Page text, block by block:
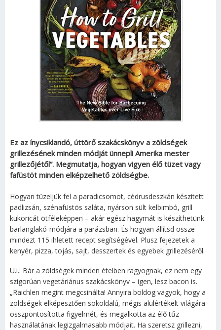
Ez az ínycsiklandó, úttörő szakácskönyv a zöldségek
grillezésének minden módját ünnepli Amerika mester
grillezőjétől”. Megmutatja, hogyan vigyen élő tüzet vagy
fafüstöt minden elképzelhető zöldségbe.
Hogyan tüzeljük fel a paradicsomot, cédrusdeszkán készített
padlizsán, szénafüstös saláta, nyárson sült kelbimbó, grill
kukoricát ötféleképpen – akár egész hagymát is készíthetünk
barlanglakó-módjára a parázsban. És hogyan állítsd össze
mindezt 115 ihletett recept segítségével. Plusz fejezetek a
kenyér, pizza, tojás, sajt, desszertek és egyebek grillezéséről.
U.i.: Bár a zöldségek minden ételben ragyognak, ez nem egy
szigorúan vegetáriánus szakácskönyv – igen, lesz bacon is.
„Raichlen megint megcsinálta! Annyira boldog vagyok, hogy a
zöldségek elképesztően sokoldalú, mégis alulértékelt világára
összpontosította figyelmét, és megalkotta az élő tűz
használatának legizgalmasabb módjait. Ha szeretsz grillezni,